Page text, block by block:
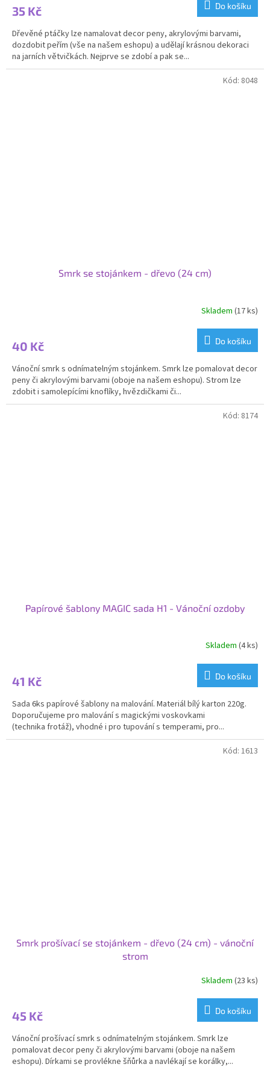
35 Kč Do košíku
Dřevěné ptáčky lze namalovat decor peny, akrylovými barvami,
dozdobit peřím (vše na našem eshopu) a udělají krásnou dekoraci
na jarních větvičkách. Nejprve se zdobí a pak se...
Smrk se stojánkem - dřevo (24 cm)
Skladem (17 ks)
40 Kč Do košíku
Vánoční smrk s odnímatelným stojánkem. Smrk lze pomalovat decor
peny či akrylovými barvami (oboje na našem eshopu). Strom lze
zdobit i samolepícími knoflíky, hvězdičkami či...
Kód: 8048
Papírové šablony MAGIC sada H1 - Vánoční ozdoby
Skladem (4 ks)
41 Kč Do košíku
Sada 6ks papírové šablony na malování. Materiál bílý karton 220g.
Doporučujeme pro malování s magickými voskovkami
(technika frotáž), vhodné i pro tupování s temperami, pro...
Kód: 8174
Smrk prošívací se stojánkem - dřevo (24 cm) - vánoční
strom
je
z
5
hvězdiček.
Skladem(23 ks)
45 Kč Do košíku
Vánoční prošívací smrk s odnímatelným stojánkem. Smrk lze
pomalovat decor peny či akrylovými barvami (oboje na našem
eshopu). Dírkami se provlékne šňůrka a navlékají se korálky,...
Kód: 1613